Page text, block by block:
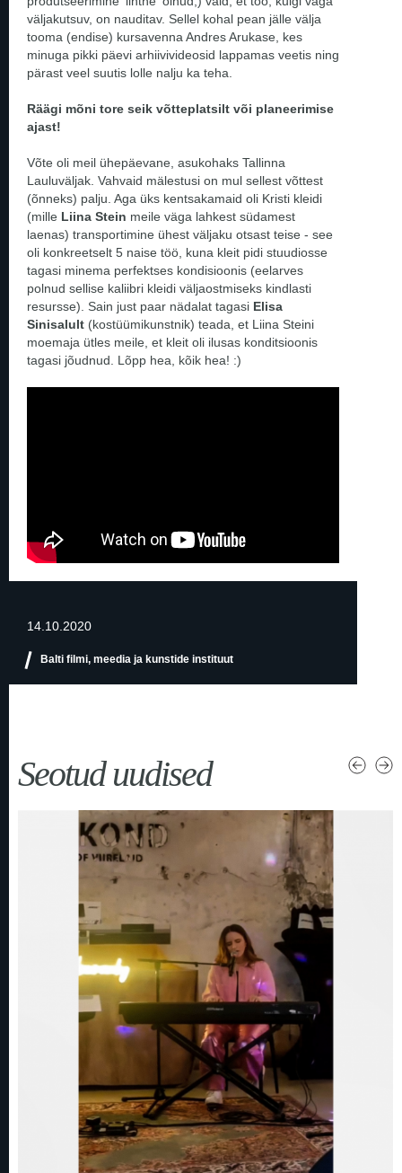
14.10.2020
Balti filmi, meedia ja kunstide instituut
väljakutsuv, on nauditav. Sellel kohal pean jälle välja
tooma (endise) kursavenna Andres Arukase, kes
minuga pikki päevi arhiivivideosid lappamas veetis ning
pärast veel suutis lolle nalju ka teha.
Räägi mõni tore seik võtteplatsilt või planeerimise
ajast!
Võte oli meil ühepäevane, asukohaks Tallinna
Lauluväljak. Vahvaid mälestusi on mul sellest võttest
(õnneks) palju. Aga üks kentsakamaid oli Kristi kleidi
(mille Liina Stein meile väga lahkest südamest
laenas) transportimine ühest väljaku otsast teise - see
oli konkreetselt 5 naise töö, kuna kleit pidi stuudiosse
tagasi minema perfektses kondisioonis (eelarves
polnud sellise kaliibri kleidi väljaostmiseks kindlasti
resursse). Sain just paar nädalat tagasi Elisa
Sinisalult (kostüümikunstnik) teada, et Liina Steini
moemaja ütles meile, et kleit oli ilusas konditsioonis
tagasi jõudnud. Lõpp hea, kõik hea! :)
Seotud uudised